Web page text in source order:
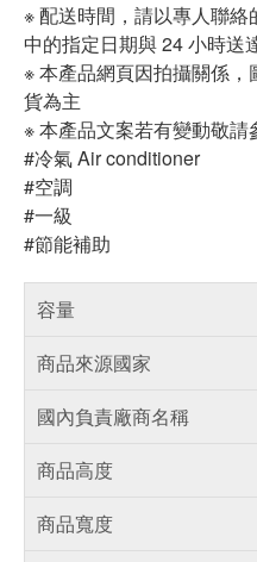
※ 配送時間，請以專人聯
中的指定日期與 24 小時送
※ 本產品網頁因拍攝關係
貨為主
※ 本產品文案若有變動敬請
#冷氣 Air conditioner
#空調
#一級
#節能補助
容量
商品來源國家
國內負責廠商名稱
商品高度
商品寬度